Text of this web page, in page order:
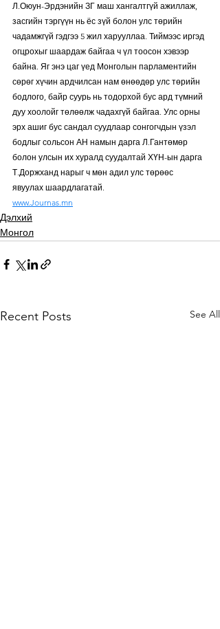
Л.Оюун-Эрдэнийн ЗГ маш хангалтгүй ажиллаж,
засгийн тэргүүн нь ёс зүй болон улс төрийн
чадамжгүй гэдгээ 5 жил харууллаа. Тиймээс иргэд
огцрохыг шаардаж байгаа ч үл тоосон хэвээр
байна. Яг энэ цаг үед Монголын парламентийн
сөрөг хүчин ардчилсан нам өнөөдөр улс төрийн
бодлого, байр суурь нь тодорхой бус ард түмний
дуу хоолойг төлөөлж чадахгүй байгаа. Улс орны
эрх ашиг бус сандал суудлаар сонгогчдын үзэл
бодлыг сольсон АН намын дарга Л.Гантөмөр
болон улсын их хуралд суудалтай ХҮН-ын дарга
Т.Доржханд нарыг ч мөн адил улс төрөөс
явуулах шаардлагатай.
www.Journas.mn
Дэлхий
Монгол
Recent Posts See All